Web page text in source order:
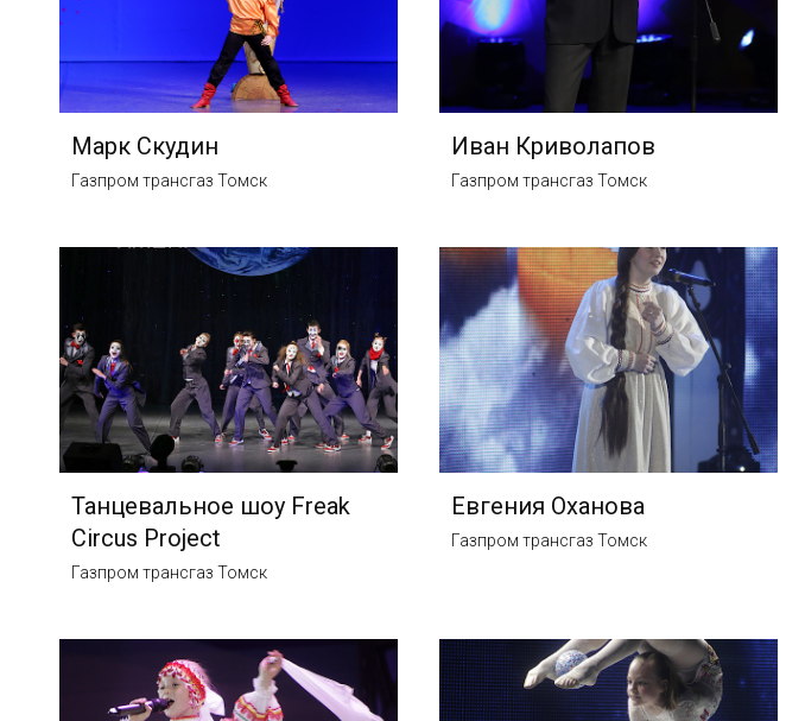
Марк Скудин
Газпром трансгаз Томск
Иван Криволапов
Газпром трансгаз Томск
Танцевальное шоу Freak
Circus Project
Газпром трансгаз Томск
Евгения Оханова
Газпром трансгаз Томск